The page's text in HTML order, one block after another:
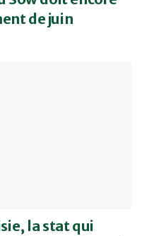
de juin
la stat qui